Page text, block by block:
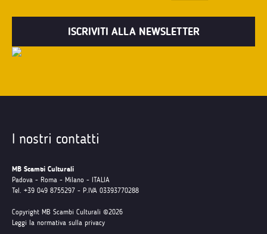
I nostri contatti
MB Scambi Culturali
Padova - Roma - Milano - ITALIA
Tel. +39 049 8755297 - P.IVA 03393770288
Copyright MB Scambi Culturali ©2026
Leggi la normativa sulla privacy